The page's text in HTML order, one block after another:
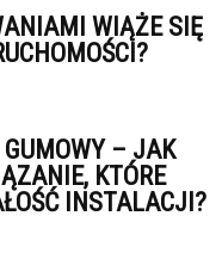
WIĄŻE SIĘ
GUMOWY – JAK
KTÓRE
INSTALACJI?